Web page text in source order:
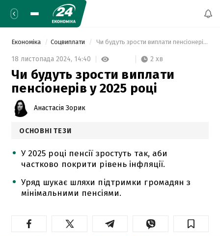
Економіка Соцвиплати Чи будуть зрости виплати пенсіонерів у 2025 році
18 листопада 2024, 14:40 2 хв
Чи будуть зрости виплати
пенсіонерів у 2025 році
Анастасія Зорик
ОСНОВНІ ТЕЗИ
У 2025 році пенсії зростуть так, аби
частково покрити рівень інфляції.
Уряд шукає шляхи підтримки громадян з
мінімальними пенсіями.